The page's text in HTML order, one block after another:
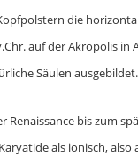
die
auf der Akropolis
Säulen ausgebildet.
bis zum
als ionisch,